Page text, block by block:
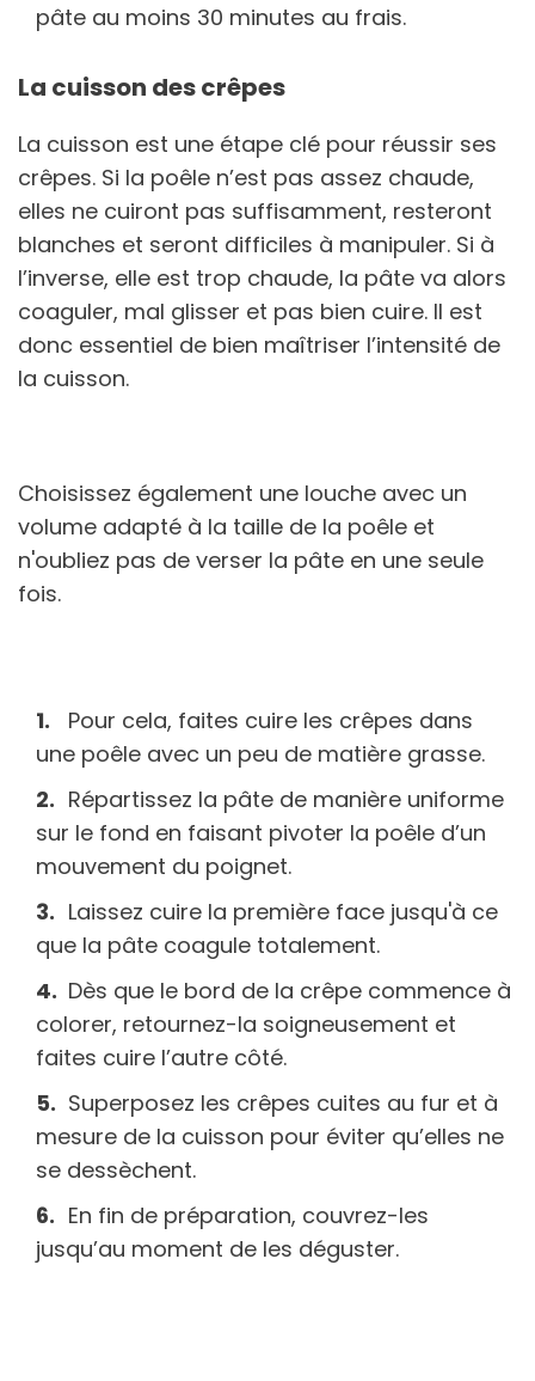
pâte au moins 30 minutes au frais.
La cuisson des crêpes
La cuisson est une étape clé pour réussir ses
crêpes. Si la poêle n’est pas assez chaude,
elles ne cuiront pas suffisamment, resteront
blanches et seront difficiles à manipuler. Si à
l’inverse, elle est trop chaude, la pâte va alors
coaguler, mal glisser et pas bien cuire. Il est
donc essentiel de bien maîtriser l’intensité de
la cuisson.
Choisissez également une louche avec un
volume adapté à la taille de la poêle et
n'oubliez pas de verser la pâte en une seule
fois.
Pour cela, faites cuire les crêpes dans
une poêle avec un peu de matière grasse.
Répartissez la pâte de manière uniforme
sur le fond en faisant pivoter la poêle d’un
mouvement du poignet.
Laissez cuire la première face jusqu'à ce
que la pâte coagule totalement.
Dès que le bord de la crêpe commence à
colorer, retournez-la soigneusement et
faites cuire l’autre côté.
Superposez les crêpes cuites au fur et à
mesure de la cuisson pour éviter qu’elles ne
se dessèchent.
En fin de préparation, couvrez-les
jusqu’au moment de les déguster.